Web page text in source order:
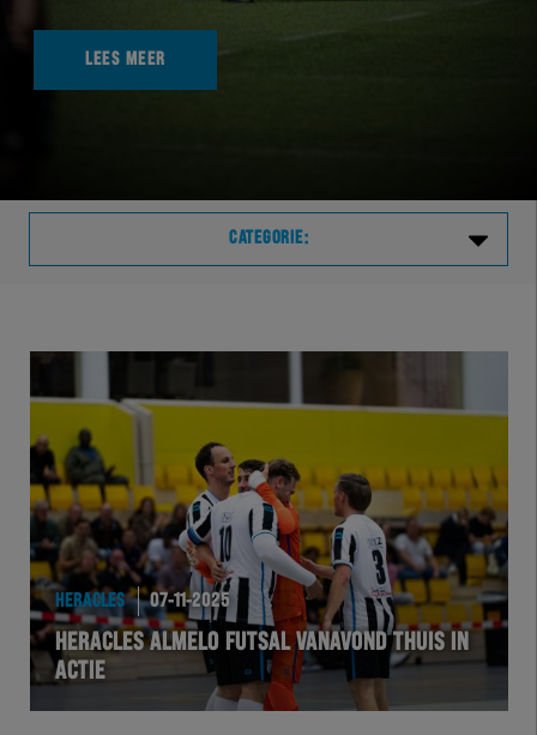
LEES MEER
CATEGORIE:
TELHER
HERVOL
HEREXC
EXCHER
VOLHER
HERACLES 07-11-2025
HERACLES ALMELO FUTSAL VANAVOND THUIS IN
ACTIE